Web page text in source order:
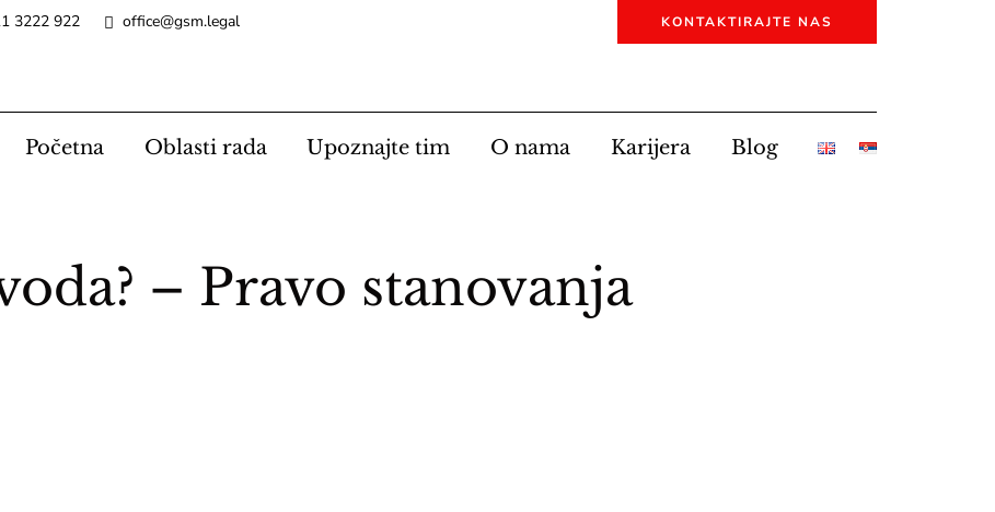
3222 922 office@gsm.legal KONTAKTIRAJTE NAS
Početna Oblasti rada Upoznajte tim O nama Karijera Blog
– Pravo stanovanja